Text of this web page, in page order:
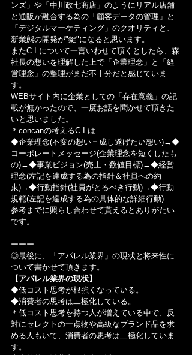
ンズ」や「中川政七商店」のようにリアル店舗
と通販が融合する為の「顧客データの管理」と
「デジタルマーケティング」のクオリティと、
新業態の開発が"鍵"になると思います。
またC.I.について一言いわせて頂くとしたら、森
社長の想いを理解した上で「企業理念」と「経
営理念」の整理がまだ不十分だと感じていま
す。
WEBサイト内に企業としての「存在意義」の記
載が無かったので、一度お話を聞かせて頂きた
いと思いました。
＊concanの考えるC.I.は…
◆企業理念(不変の想い＝成し遂げたい想い)→◆
コーポレートメッセージ(企業理念を短くしたも
の)→◆事業ビジョン(売上・数値目標)→◆経営
理念(左記を達成する為の指針＆社員への約
束)→◆行動指針(社員がとるべき行動)→◆行動
規範(左記を達成する為の具体的な詳細行動)
参考までに照らし合わせて貰えるとありがたい
です。
ーーー
◎最後に、「アパレル業界」の現状と将来性に
ついて書かせて頂きます。
【アパレル業界の現状】
◆低コスト思考が根強くなっている。
◆消費者の思考は二極化している。
＊低コスト思考を持つ人が増えている中で、反
対にセレクトの一点物や高級なブランド品を求
める人もいて、消費者の思考は二極化していま
す。